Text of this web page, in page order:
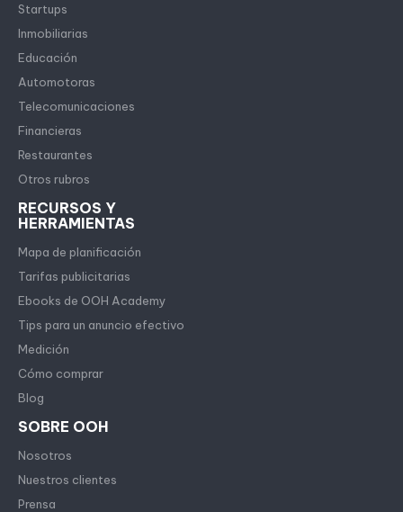
Startups
Inmobiliarias
Educación
Automotoras
Telecomunicaciones
Financieras
Restaurantes
Otros rubros
RECURSOS Y
HERRAMIENTAS
Mapa de planificación
Tarifas publicitarias
Ebooks de OOH Academy
Tips para un anuncio efectivo
Medición
Cómo comprar
Blog
SOBRE OOH
Nosotros
Nuestros clientes
Prensa